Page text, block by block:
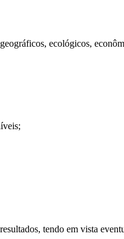
ecológicos,
tendo em vista